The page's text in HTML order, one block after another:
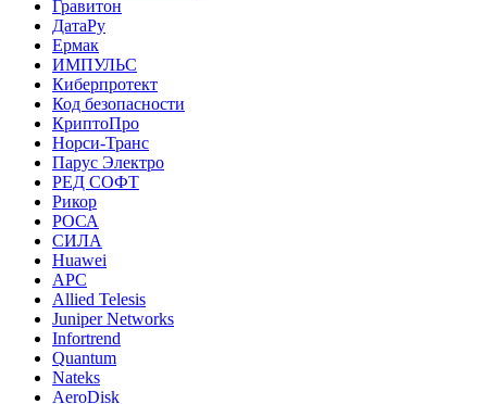
Гравитон
ДатаРу
Ермак
ИМПУЛЬС
Киберпротект
Код безопасности
КриптоПро
Норси-Транс
Парус Электро
РЕД СОФТ
Рикор
РОСА
СИЛА
Huawei
APC
Allied Telesis
Juniper Networks
Infortrend
Quantum
Nateks
AeroDisk